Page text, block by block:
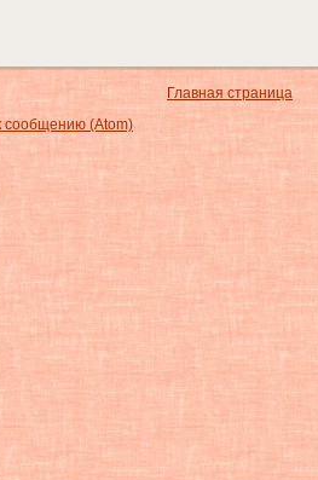
Главная страница
сообщению (Atom)